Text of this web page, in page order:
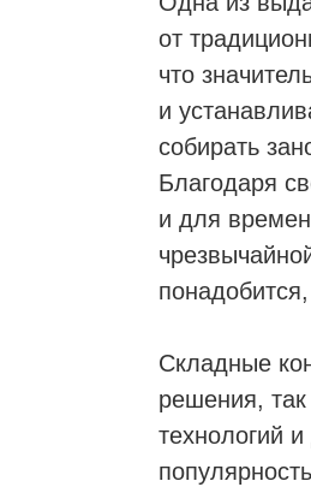
от
что
и
собирать
Благодаря
и для
Складные
решения,
технологий